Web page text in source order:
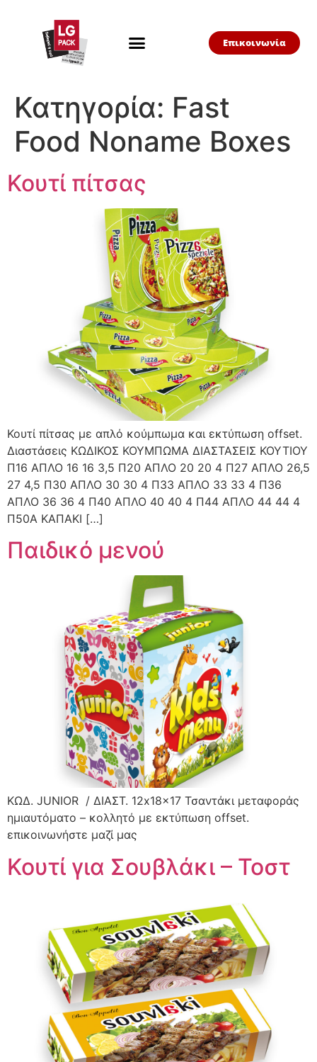
Επικοινωνία
Κατηγορία: Fast
Food Noname Boxes
Κουτί πίτσας
Κουτί πίτσας με απλό κούμπωμα και εκτύπωση offset.
Διαστάσεις ΚΩΔΙΚΟΣ ΚΟΥΜΠΩΜΑ ΔΙΑΣΤΑΣΕΙΣ ΚΟΥΤΙΟΥ
Π16 ΑΠΛΟ 16 16 3,5 Π20 ΑΠΛΟ 20 20 4 Π27 ΑΠΛΟ 26,5
27 4,5 Π30 ΑΠΛΟ 30 30 4 Π33 ΑΠΛΟ 33 33 4 Π36
ΑΠΛΟ 36 36 4 Π40 ΑΠΛΟ 40 40 4 Π44 ΑΠΛΟ 44 44 4
Π50A KAΠΑΚΙ […]
Παιδικό μενού
ΚΩΔ. JUNIOR / ΔΙΑΣΤ. 12x18x17 Τσαντάκι μεταφοράς
ημιαυτόματο – κολλητό με εκτύπωση offset.
επικοινωνήστε μαζί μας
Κουτί για Σουβλάκι – Τοστ